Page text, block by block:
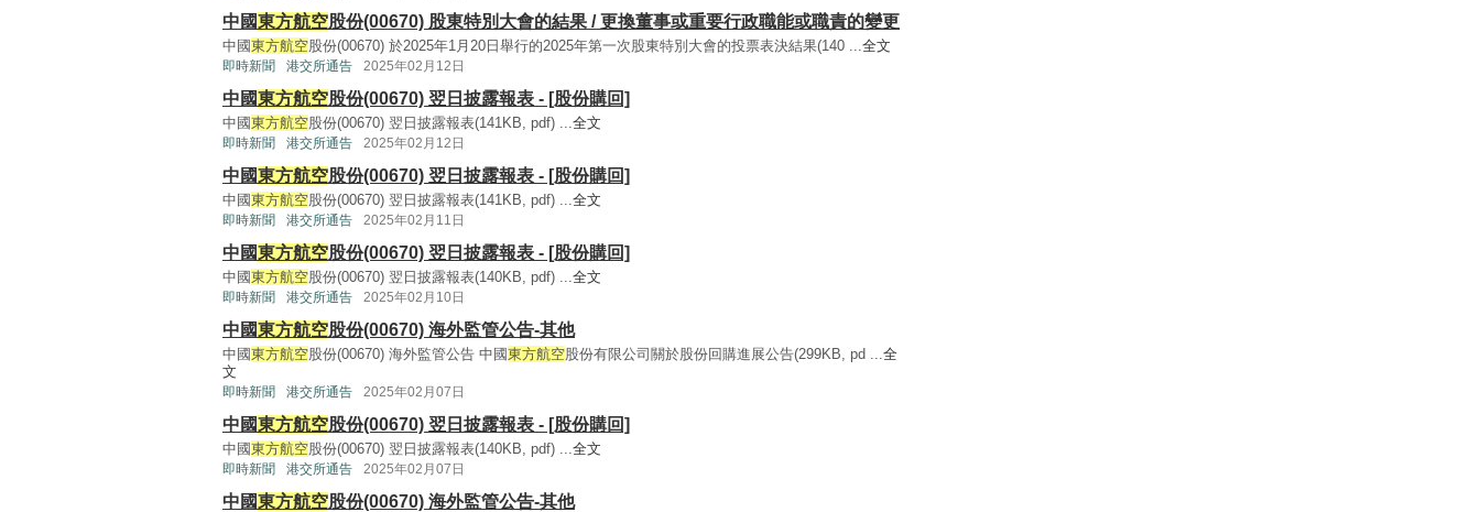
中國東方航空股份(00670) 股東特別大會的結果 / 更換董事或重要行政職能或職責的變更
中國東方航空股份(00670) 於2025年1月20日舉行的2025年第一次股東特別大會的投票表決結果(140 ...全文
即時新聞 港交所通告 2025年02月12日
中國東方航空股份(00670) 翌日披露報表 - [股份購回]
中國東方航空股份(00670) 翌日披露報表(141KB, pdf) ...全文
即時新聞 港交所通告 2025年02月12日
中國東方航空股份(00670) 翌日披露報表 - [股份購回]
中國東方航空股份(00670) 翌日披露報表(141KB, pdf) ...全文
即時新聞 港交所通告 2025年02月11日
中國東方航空股份(00670) 翌日披露報表 - [股份購回]
中國東方航空股份(00670) 翌日披露報表(140KB, pdf) ...全文
即時新聞 港交所通告 2025年02月10日
中國東方航空股份(00670) 海外監管公告-其他
中國東方航空股份(00670) 海外監管公告 中國東方航空股份有限公司關於股份回購進展公告(299KB, pd ...全
文
即時新聞 港交所通告 2025年02月07日
中國東方航空股份(00670) 翌日披露報表 - [股份購回]
中國東方航空股份(00670) 翌日披露報表(140KB, pdf) ...全文
即時新聞 港交所通告 2025年02月07日
中國東方航空股份(00670) 海外監管公告-其他